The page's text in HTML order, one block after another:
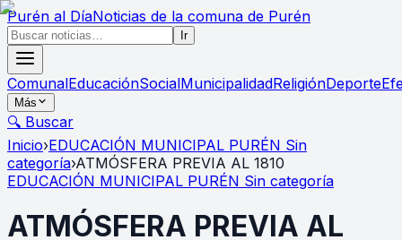
Purén al DíaNoticias de la comuna de Purén
Ir
ComunalEducaciónSocialMunicipalidadReligiónDeporte
Más
🔍 Buscar
Inicio›EDUCACIÓN MUNICIPAL PURÉN Sin
categoría›ATMÓSFERA PREVIA AL 1810
EDUCACIÓN MUNICIPAL PURÉN Sin categoría
ATMÓSFERA PREVIA AL